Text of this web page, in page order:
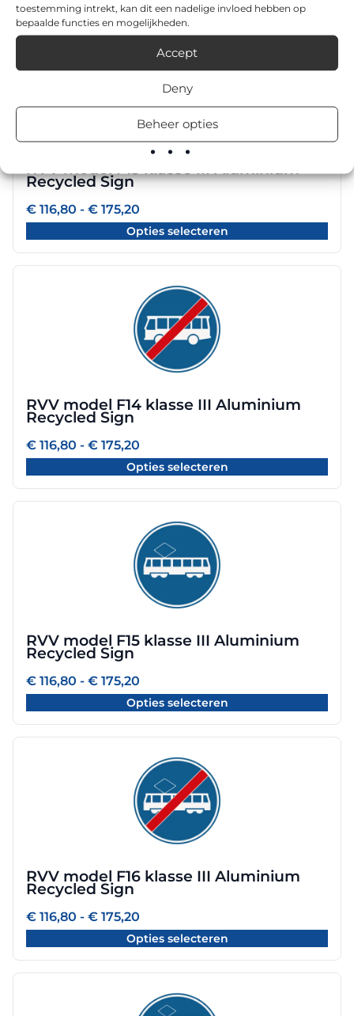
toestemming intrekt, kan dit een nadelige invloed hebben op
bepaalde functies en mogelijkheden.
Accept
Deny
Beheer opties
€ 175,20
de
productpagina
Recycled Sign
€ 116,80 - € 175,20
€ 116,80
tot
Opties selecteren
product
meerdere
Deze
kan
gekozen
worden
op
de
RVV model F14 klasse III Aluminium
Recycled Sign
€ 116,80 - € 175,20
€ 116,80
tot
Opties selecteren
kan
gekozen
worden
op
de
RVV model F15 klasse III Aluminium
Recycled Sign
€ 116,80 - € 175,20
€ 116,80
tot
Opties selecteren
kan
gekozen
worden
op
de
RVV model F16 klasse III Aluminium
Recycled Sign
€ 116,80 - € 175,20
€ 116,80
tot
Opties selecteren
kan
gekozen
worden
op
de